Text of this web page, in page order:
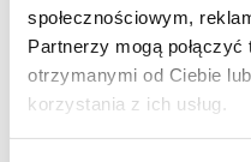
społecznościowym,
Partnerzy mogą
otrzymanymi od Ciebie
korzystania z ich usług.
8